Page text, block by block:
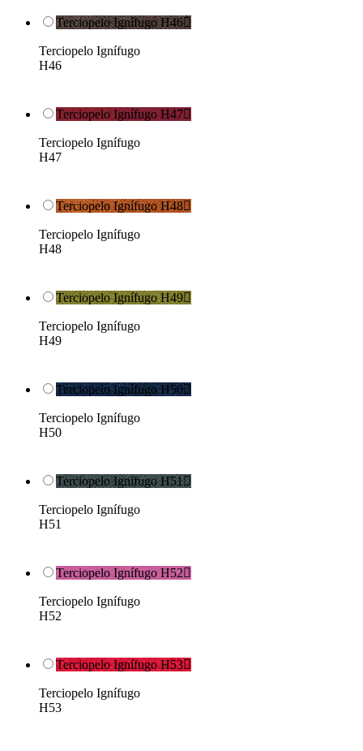
Terciopelo Ignífugo H46
Terciopelo Ignífugo
H46
Terciopelo Ignífugo H47
Terciopelo Ignífugo
H47
Terciopelo Ignífugo H48
Terciopelo Ignífugo
H48
Terciopelo Ignífugo H49
Terciopelo Ignífugo
H49
Terciopelo Ignífugo H50
Terciopelo Ignífugo
H50
Terciopelo Ignífugo H51
Terciopelo Ignífugo
H51
Terciopelo Ignífugo H52
Terciopelo Ignífugo
H52
Terciopelo Ignífugo H53
Terciopelo Ignífugo
H53